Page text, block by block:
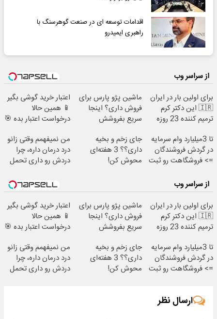
اقدامات توسعه ای در صنعت گوهرسنگ با
راهبری ایمیدرو
از سراسر وب
برای اولین بار در ایران
🇮🇷 این دکتر کرم
ترمیم کننده 23 روزه
ماشین پژو پارس برای
فروش داری؟ اینجا
سریع بفروشش
اعتبار خرید گوشی بگیر
📱 همین حالا
درخواست اعتبار بده 🎯
تا 3میلیارد وام سرمایه
در گردش فروشندگان
=> فروشگاهت رو ثبت
جای زخم و بخیه
داری؟؟ 3 هفته‌ای
محوش کن!
من نمیفهمم وقتی زانو
درد درمان داره، چرا
دردش رو داری تحمل
از سراسر وب
برای اولین بار در ایران
🇮🇷 این دکتر کرم
ترمیم کننده 23 روزه
ماشین پژو پارس برای
فروش داری؟ اینجا
سریع بفروشش
اعتبار خرید گوشی بگیر
📱 همین حالا
درخواست اعتبار بده 🎯
تا 3میلیارد وام سرمایه
در گردش فروشندگان
=> فروشگاهت رو ثبت
جای زخم و بخیه
داری؟؟ 3 هفته‌ای
محوش کن!
من نمیفهمم وقتی زانو
درد درمان داره، چرا
دردش رو داری تحمل
ارسال نظر